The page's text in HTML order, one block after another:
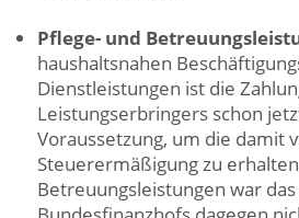
Pflege- und
haushaltsnahen
Dienstleistungen ist die
Leistungserbringers schon
Voraussetzung, um die damit
Steuerermäßigung zu
Betreuungsleistungen war